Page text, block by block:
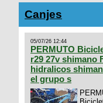
Canjes
05/07/26 12:44
PERMUTO
r29 27v shimano
hidralicos
el grupo s